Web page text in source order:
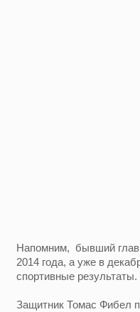
Напомним, бывший
2014 года, а уже в
спортивные результаты.
Защитник Томас Фибел